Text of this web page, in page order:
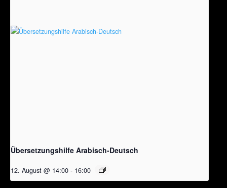
Übersetzungshilfe Arabisch-Deutsch
12. August @ 14:00 - 16:00